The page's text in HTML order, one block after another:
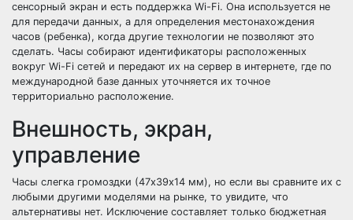
сенсорный экран и есть поддержка Wi-Fi. Она используется не
для передачи данных, а для определения местонахождения
часов (ребенка), когда другие технологии не позволяют это
сделать. Часы собирают идентификаторы расположенных
вокруг Wi-Fi сетей и передают их на сервер в интернете, где по
международной базе данных уточняется их точное
территориально расположение.
Внешность, экран,
управление
Часы слегка громоздки (47х39х14 мм), но если вы сравните их с
любыми другими моделями на рынке, то увидите, что
альтернативы нет. Исключение составляет только бюджетная